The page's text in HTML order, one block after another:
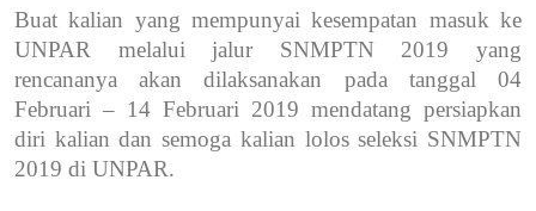
Buat kalian yang mempunyai kesempatan masuk ke
UNPAR melalui jalur SNMPTN 2019 yang
rencananya akan dilaksanakan pada tanggal 04
Februari – 14 Februari 2019 mendatang persiapkan
diri kalian dan semoga kalian lolos seleksi SNMPTN
2019 di UNPAR.